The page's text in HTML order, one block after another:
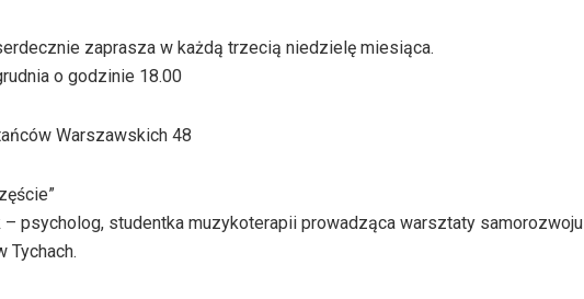
zaprasza w każdą trzecią niedzielę miesiąca.
o godzinie 18.00
Warszawskich 48
– psycholog, studentka muzykoterapii prowadząca warsztaty samorozwoju
Tychach.